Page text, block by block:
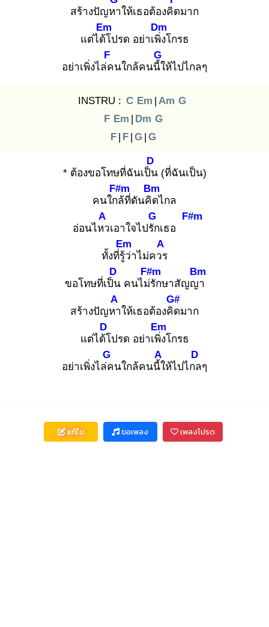
สร้างปัญหาให้เธอต้องคิดมาก
แต่ได้โ
Em
ปรด อย่าเพิ่ง
Dm
โกรธ
อย่าเพิ่งไล่ค
F
นใกล้คนนี้ใ
G
ห้ไปไกลๆ
INSTRU : C Em | Am G
F Em | Dm G
F | F | G | G
* ต้องขอโทษที่ฉันเป็น
D
(ที่ฉันเป็น)
คนใกล้
F#m
ที่ดันคิด
Bm
ไกล
อ่อนไหว
A
เอาใจไปรัก
G
เธอ
F#m
ทั้งที่รู้ว่
Em
าไม่ควร
A
ขอโทษที่เป็น
D
คนไม่รั
F#m
กษาสัญญา
Bm
สร้างปัญหา
A
ให้เธอต้องคิด
G#
มาก
แต่ได้โ
D
ปรด อย่าเพิ่ง
Em
โกรธ
อย่าเพิ่งไล่ค
G
นใกล้คนนี้ใ
A
ห้ไปไกล
D
ๆ
แก้ไข ขอเพลง เพลงโปรด